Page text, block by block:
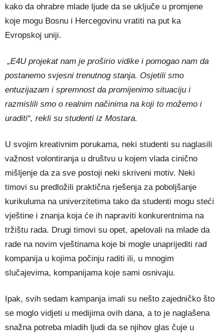
kako da ohrabre mlade ljude da se uključe u promjene
koje mogu Bosnu i Hercegovinu vratiti na put ka
Evropskoj uniji.
„E4U projekat nam je proširio vidike i pomogao nam da
postanemo svjesni trenutnog stanja. Osjetili smo
entuzijazam i spremnost da promijenimo situaciju i
razmislili smo o realnim načinima na koji to možemo i
uraditi“, rekli su studenti iz Mostara.
U svojim kreativnim porukama, neki studenti su naglasili
važnost volontiranja u društvu u kojem vlada cinično
mišljenje da za sve postoji neki skriveni motiv. Neki
timovi su predložili praktična rješenja za poboljšanje
kurikuluma na univerzitetima tako da studenti mogu steći
vještine i znanja koja će ih napraviti konkurentnima na
tržištu rada. Drugi timovi su opet, apelovali na mlade da
rade na novim vještinama koje bi mogle unaprijediti rad
kompanija u kojima počinju raditi ili, u mnogim
slučajevima, kompanijama koje sami osnivaju.
Ipak, svih sedam kampanja imali su nešto zajedničko što
se moglo vidjeti u medijima ovih dana, a to je naglašena
snažna potreba mladih ljudi da se njihov glas čuje u